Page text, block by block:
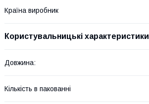
Країна виробник
Користувальницькі характеристики
Довжина:
Кількість в пакованні